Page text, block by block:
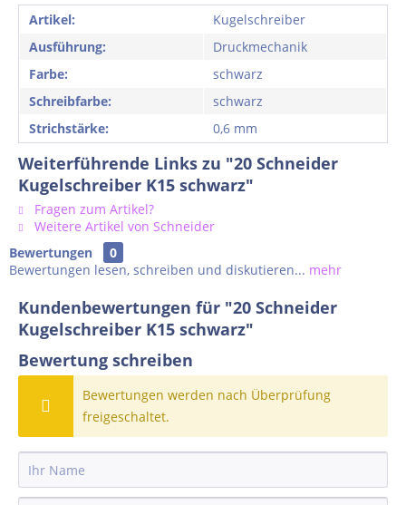
Artikel:
Kugelschreiber
Ausführung:
Druckmechanik
Farbe:
schwarz
Schreibfarbe:
schwarz
Strichstärke:
0,6 mm
Weiterführende Links zu "20 Schneider
Kugelschreiber K15 schwarz"
Fragen zum Artikel?
Weitere Artikel von Schneider
Bewertungen
0
Bewertungen lesen, schreiben und diskutieren... mehr
Kundenbewertungen für "20 Schneider
Kugelschreiber K15 schwarz"
Bewertung schreiben
Bewertungen werden nach Überprüfung
freigeschaltet.